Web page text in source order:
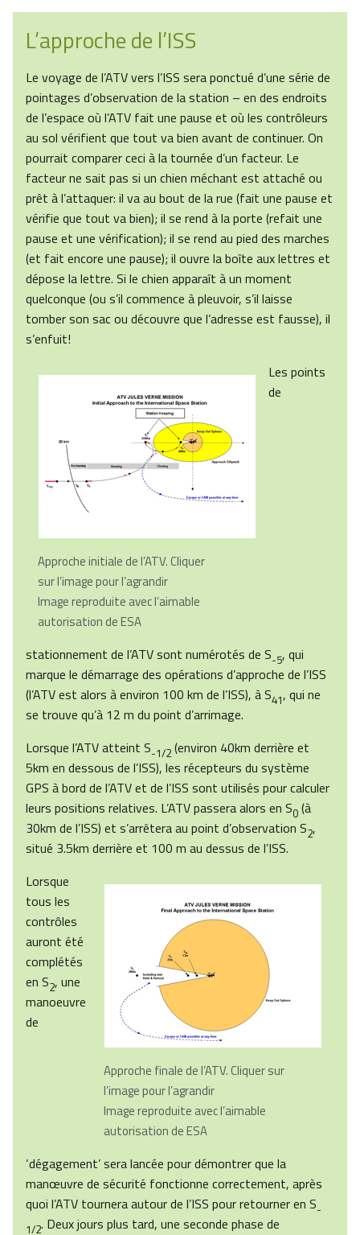
L’approche de l’ISS
Le voyage de l’ATV vers l’ISS sera ponctué d’une série de
pointages d’observation de la station – en des endroits
de l’espace où l’ATV fait une pause et où les contrôleurs
au sol vérifient que tout va bien avant de continuer. On
pourrait comparer ceci à la tournée d’un facteur. Le
facteur ne sait pas si un chien méchant est attaché ou
prêt à l’attaquer: il va au bout de la rue (fait une pause et
vérifie que tout va bien); il se rend à la porte (refait une
pause et une vérification); il se rend au pied des marches
(et fait encore une pause); il ouvre la boîte aux lettres et
dépose la lettre. Si le chien apparaît à un moment
quelconque (ou s’il commence à pleuvoir, s’il laisse
tomber son sac ou découvre que l’adresse est fausse), il
s’enfuit!
Approche initiale de l’ATV. Cliquer
sur l’image pour l’agrandir
Image reproduite avec l’aimable
autorisation de ESA
Les points
de
stationnement de l’ATV sont numérotés de S-5, qui
marque le démarrage des opérations d’approche de l’ISS
(l’ATV est alors à environ 100 km de l’ISS), à S41, qui ne
se trouve qu’à 12 m du point d’arrimage.
Lorsque l’ATV atteint S-1/2 (environ 40km derrière et
5km en dessous de l’ISS), les récepteurs du système
GPS à bord de l’ATV et de l’ISS sont utilisés pour calculer
leurs positions relatives. L’ATV passera alors en S0 (à
30km de l’ISS) et s’arrêtera au point d’observation S2,
situé 3.5km derrière et 100 m au dessus de l’ISS.
Approche finale de l’ATV. Cliquer sur
l’image pour l’agrandir
Image reproduite avec l’aimable
autorisation de ESA
Lorsque
tous les
contrôles
auront été
complétés
en S2, une
manoeuvre
de
‘dégagement’ sera lancée pour démontrer que la
manœuvre de sécurité fonctionne correctement, après
quoi l’ATV tournera autour de l’ISS pour retourner en S-
1/2. Deux jours plus tard, une seconde phase de